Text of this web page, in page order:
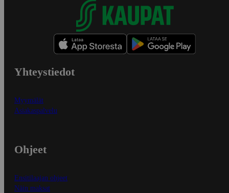
Yhteystiedot
Myymälät
Asiakaspalvelu
Ohjeet
Ensitilaajan ohjeet
Näin maksat